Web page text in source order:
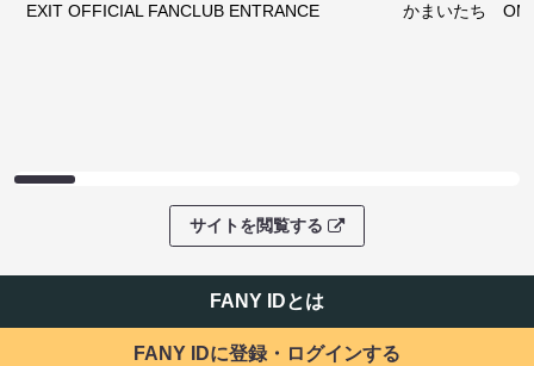
EXIT OFFICIAL FANCLUB ENTRANCE かまいたち
サイトを閲覧する
FANY IDとは
FANY IDに登録・ログインする